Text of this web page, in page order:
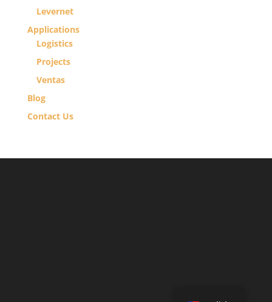
Levernet
Applications
Logistics
Projects
Ventas
Blog
Contact Us